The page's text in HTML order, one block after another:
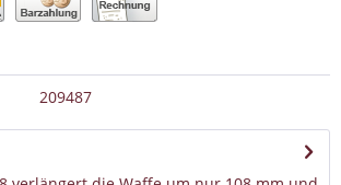
209487